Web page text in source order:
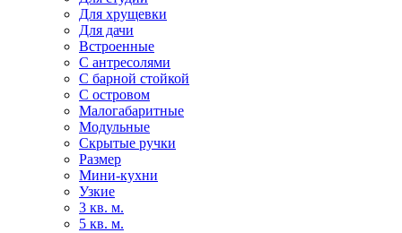
Для хрущевки
Для дачи
Встроенные
С антресолями
С барной стойкой
С островом
Малогабаритные
Модульные
Скрытые ручки
Размер
Мини-кухни
Узкие
3 кв. м.
5 кв. м.